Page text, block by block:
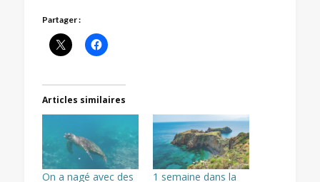
Partager :
Articles similaires
On a nagé avec des
1 semaine dans la